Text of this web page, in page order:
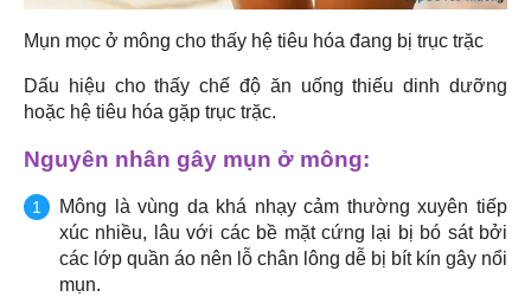
Mụn mọc ở mông cho thấy hệ tiêu hóa đang bị trục trặc
Dấu hiệu cho thấy chế độ ăn uống thiếu dinh dưỡng
hoặc hệ tiêu hóa gặp trục trặc.
Nguyên nhân gây mụn ở mông:
Mông là vùng da khá nhạy cảm thường xuyên tiếp
xúc nhiều, lâu với các bề mặt cứng lại bị bó sát bởi
các lớp quần áo nên lỗ chân lông dễ bị bít kín gây nổi
mụn.